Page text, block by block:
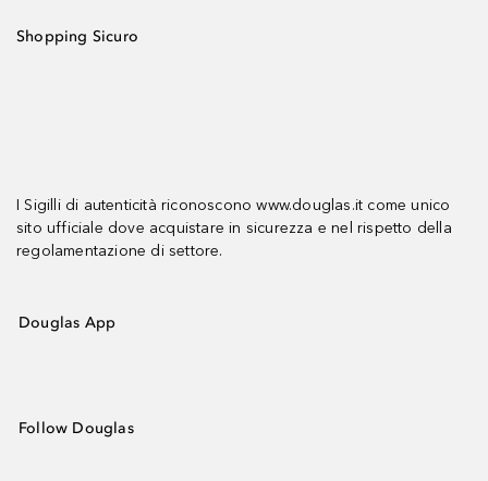
Shopping Sicuro
I Sigilli di autenticità riconoscono www.douglas.it come unico
sito ufficiale dove acquistare in sicurezza e nel rispetto della
regolamentazione di settore.
Douglas App
Follow Douglas